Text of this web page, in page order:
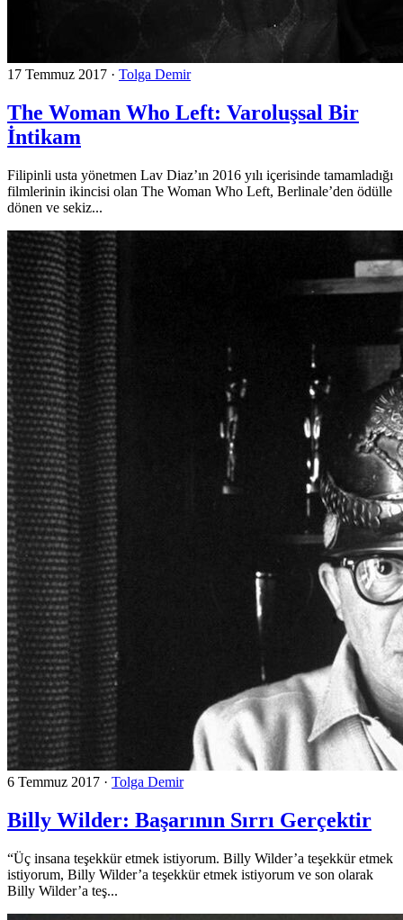
17 Temmuz 2017 · Tolga Demir
The Woman Who Left: Varoluşsal Bir
İntikam
Filipinli usta yönetmen Lav Diaz’ın 2016 yılı içerisinde tamamladığı
filmlerinin ikincisi olan The Woman Who Left, Berlinale’den ödülle
dönen ve sekiz...
6 Temmuz 2017 · Tolga Demir
Billy Wilder: Başarının Sırrı Gerçektir
“Üç insana teşekkür etmek istiyorum. Billy Wilder’a teşekkür etmek
istiyorum, Billy Wilder’a teşekkür etmek istiyorum ve son olarak
Billy Wilder’a teş...